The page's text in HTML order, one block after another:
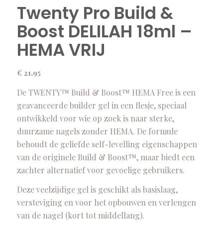
Twenty Pro Build &
Boost DELILAH 18ml –
HEMA VRIJ
€ 21,95
De TWENTY™ Build & Boost™ HEMA Free is een
geavanceerde builder gel in een flesje, speciaal
ontwikkeld voor wie op zoek is naar sterke,
duurzame nagels zonder HEMA. De formule
behoudt de geliefde self-levelling eigenschappen
van de originele Build & Boost™, maar biedt een
zachter alternatief voor gevoelige gebruikers.
Deze veelzijdige gel is geschikt als basislaag,
versteviging en voor het opbouwen en verlengen
van de nagel (kort tot middellang).